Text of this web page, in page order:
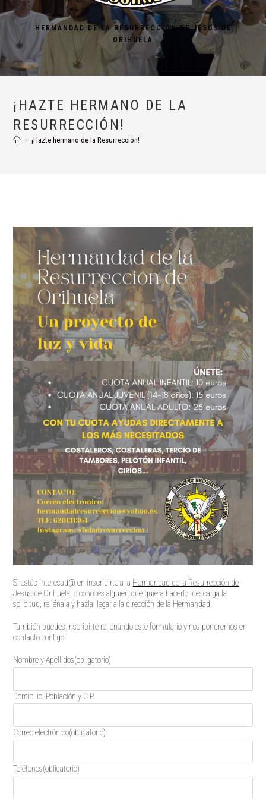
HERMANDAD DE LA RESURRECCIÓN DE JESÚS DE
ORIHUELA
¡HAZTE HERMANO DE LA
RESURRECCIÓN!
> ¡Hazte hermano de la Resurrección!
Si estás interesad@ en inscribirte a la Hermandad de la Resurrección de
Jesús de Orihuela, o conoces alguien que quiera hacerlo, descarga la
solicitud, rellénala y hazla llegar a la dirección de la Hermandad.
También puedes inscribirte rellenando este formulario y nos pondremos en
contacto contigo:
Nombre y Apellidos(obligatorio)
Domicilio, Población y C.P.
Correo electrónico(obligatorio)
Teléfonos(obligatorio)